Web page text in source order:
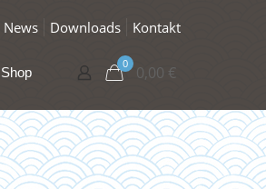
News Downloads Kontakt
Shop
0 0,00 €